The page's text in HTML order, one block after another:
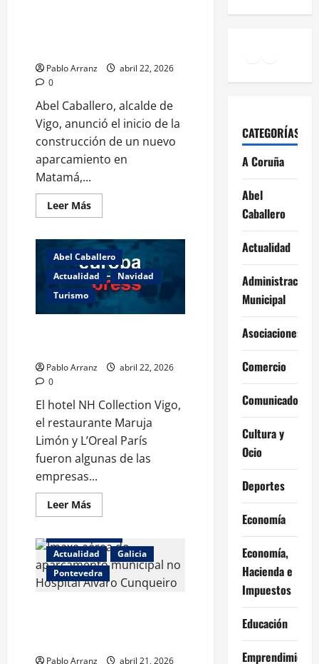
Pablo Arranz
abril 22, 2026
0
Abel Caballero, alcalde de
Vigo, anunció el inicio de la
construcción de un nuevo
aparcamiento en
Matamá,...
Leer MásLeer
más
Comienza
la
construcción
del
nuevo
aparcamiento
de
Matamá
casi
1.600.000€.
Abel Caballero
Actualidad
Navidad
Turismo
Pablo Arranz
abril 22, 2026
0
El hotel NH Collection Vigo,
el restaurante Maruja
Limón y L’Oreal París
fueron algunas de las
empresas...
Leer MásLeer
más
Empresas
destacadas
en
la
I
Actualidad
Galicia
Pontevedra
Pablo Arranz abril 21, 2026
CATEGORÍAS
A Coruña
Abel
Caballero
Actualidad
Administración
Municipal
Asociaciones
Comercio
Comunicados
Cultura y
Ocio
Deportes
Economía
Economía,
Hacienda e
Impuestos
Educación
Emprendimiento